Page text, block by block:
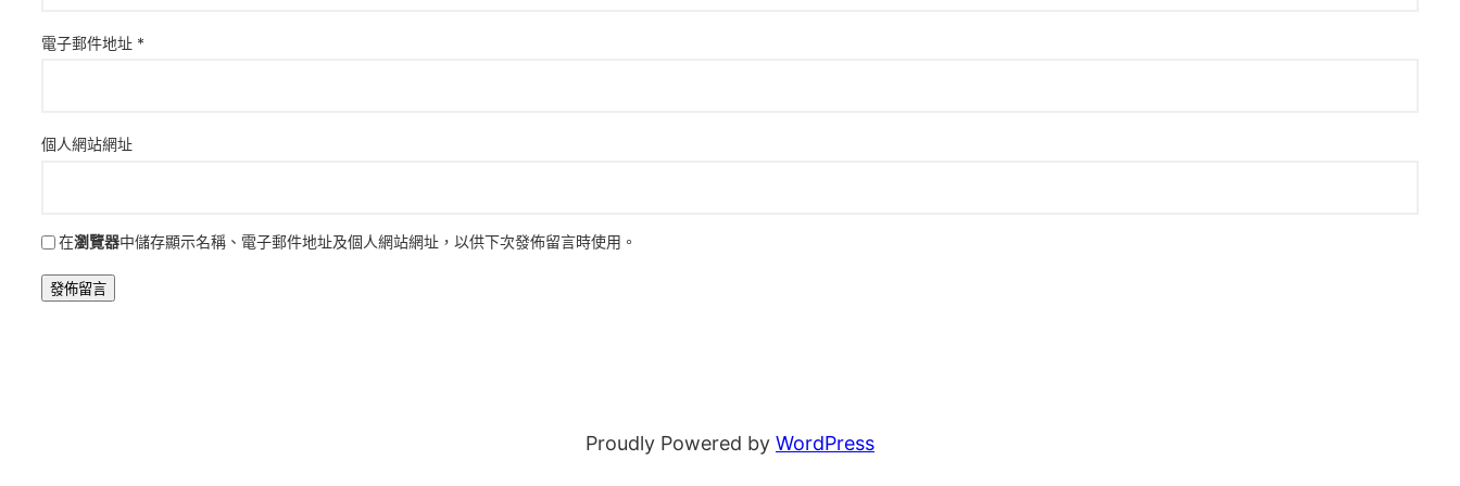
電子郵件地址 *
個人網站網址
在瀏覽器中儲存顯示名稱、電子郵件地址及個人網站網址，以供下次發佈留言時使用。
Proudly Powered by WordPress